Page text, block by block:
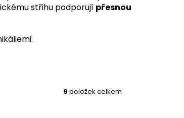
střihu podporují přesnou
9 položek celkem